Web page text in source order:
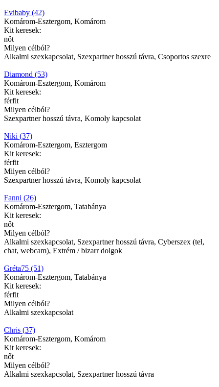
Evibaby (42)
Komárom-Esztergom, Komárom
Kit keresek:
nőt
Milyen célból?
Alkalmi szexkapcsolat, Szexpartner hosszú távra, Csoportos szexre
Diamond (53)
Komárom-Esztergom, Komárom
Kit keresek:
férfit
Milyen célból?
Szexpartner hosszú távra, Komoly kapcsolat
Niki (37)
Komárom-Esztergom, Esztergom
Kit keresek:
férfit
Milyen célból?
Szexpartner hosszú távra, Komoly kapcsolat
Fanni (26)
Komárom-Esztergom, Tatabánya
Kit keresek:
nőt
Milyen célból?
Alkalmi szexkapcsolat, Szexpartner hosszú távra, Cyberszex (tel,
chat, webcam), Extrém / bizarr dolgok
Gréta75 (51)
Komárom-Esztergom, Tatabánya
Kit keresek:
férfit
Milyen célból?
Alkalmi szexkapcsolat
Chris (37)
Komárom-Esztergom, Komárom
Kit keresek:
nőt
Milyen célból?
Alkalmi szexkapcsolat, Szexpartner hosszú távra